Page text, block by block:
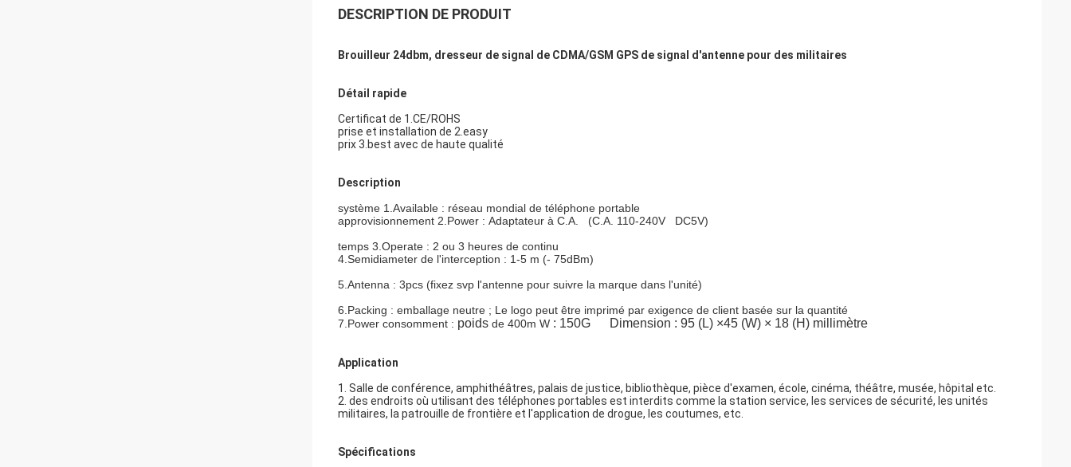
DESCRIPTION DE PRODUIT
Brouilleur 24dbm, dresseur de signal de CDMA/GSM GPS de signal d'antenne pour des militaires
Détail rapide
Certificat de 1.CE/ROHS
prise et installation de 2.easy
prix 3.best avec de haute qualité
Description
système 1.Available : réseau mondial de téléphone portable
approvisionnement 2.Power : Adaptateur à C.A. (C.A. 110-240V DC5V)
temps 3.Operate : 2 ou 3 heures de continu
4.Semidiameter de l'interception : 1-5 m (- 75dBm)
5.Antenna : 3pcs (fixez svp l'antenne pour suivre la marque dans l'unité)
6.Packing : emballage neutre ; Le logo peut être imprimé par exigence de client basée sur la quantité
7.Power consomment : poids de 400m W : 150G Dimension : 95 (L) ×45 (W) × 18 (H) millimètre
Application
1. Salle de conférence, amphithéâtres, palais de justice, bibliothèque, pièce d'examen, école, cinéma, théâtre, musée, hôpital etc.
2. des endroits où utilisant des téléphones portables est interdits comme la station service, les services de sécurité, les unités
militaires, la patrouille de frontière et l'application de drogue, les coutumes, etc.
Spécifications